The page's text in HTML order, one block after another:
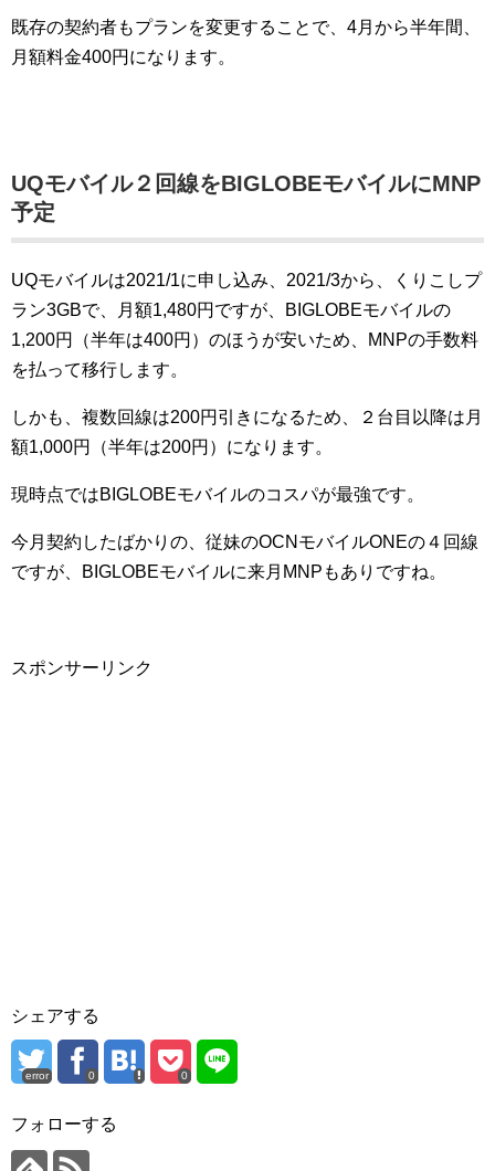
既存の契約者もプランを変更することで、4月から半年間、
月額料金400円になります。
UQモバイル２回線をBIGLOBEモバイルにMNP
予定
UQモバイルは2021/1に申し込み、2021/3から、くりこしプ
ラン3GBで、月額1,480円ですが、BIGLOBEモバイルの
1,200円（半年は400円）のほうが安いため、MNPの手数料
を払って移行します。
しかも、複数回線は200円引きになるため、２台目以降は月
額1,000円（半年は200円）になります。
現時点ではBIGLOBEモバイルのコスパが最強です。
今月契約したばかりの、従妹のOCNモバイルONEの４回線
ですが、BIGLOBEモバイルに来月MNPもありですね。
スポンサーリンク
シェアする
error 0 0
フォローする